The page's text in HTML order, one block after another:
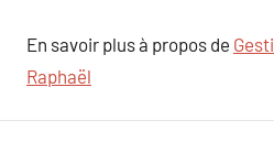
En savoir plus à propos de
Raphaël